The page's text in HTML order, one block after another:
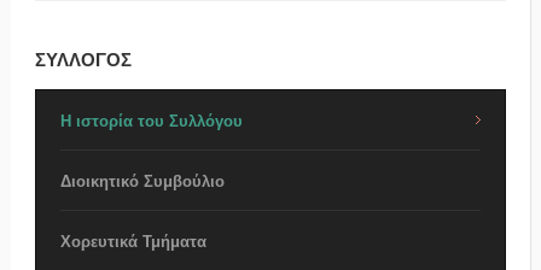
ΣΥΛΛΟΓΟΣ
Η ιστορία του Συλλόγου
Διοικητικό Συμβούλιο
Χορευτικά Τμήματα